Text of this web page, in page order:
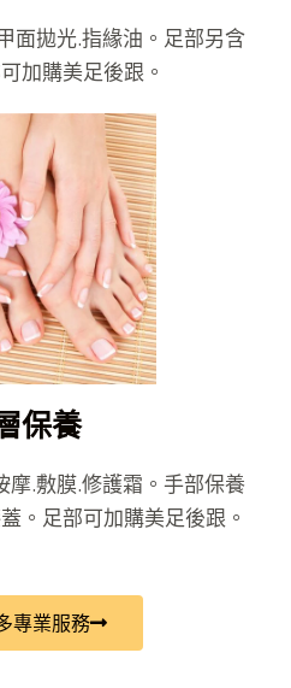
面拋光.指緣油。足部另含
加購美足後跟。
保養
摩.敷膜.修護霜。手部保養
。足部可加購美足後跟。
專業服務